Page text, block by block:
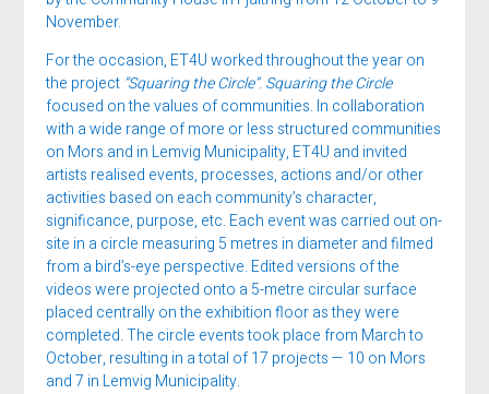
November.
For the occasion, ET4U worked throughout the year on
the project “Squaring the Circle”.Squaring the Circle
focused on the values of communities. In collaboration
with a wide range of more or less structured communities
on Mors and in Lemvig Municipality, ET4U and invited
artists realised events, processes, actions and/or other
activities based on each community’s character,
significance, purpose, etc. Each event was carried out on-
site in a circle measuring 5 metres in diameter and filmed
from a bird’s-eye perspective. Edited versions of the
videos were projected onto a 5-metre circular surface
placed centrally on the exhibition floor as they were
completed. The circle events took place from March to
October, resulting in a total of 17 projects — 10 on Mors
and 7 in Lemvig Municipality.